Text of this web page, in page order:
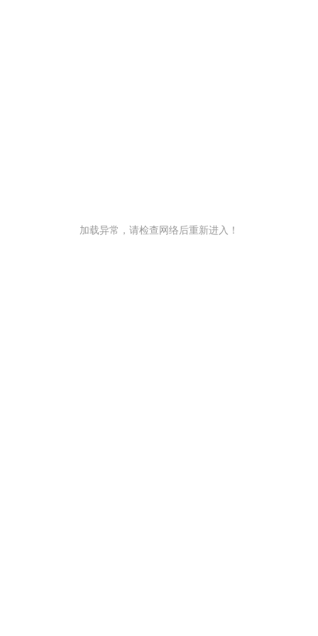
加载异常，请检查网络后重新进入！